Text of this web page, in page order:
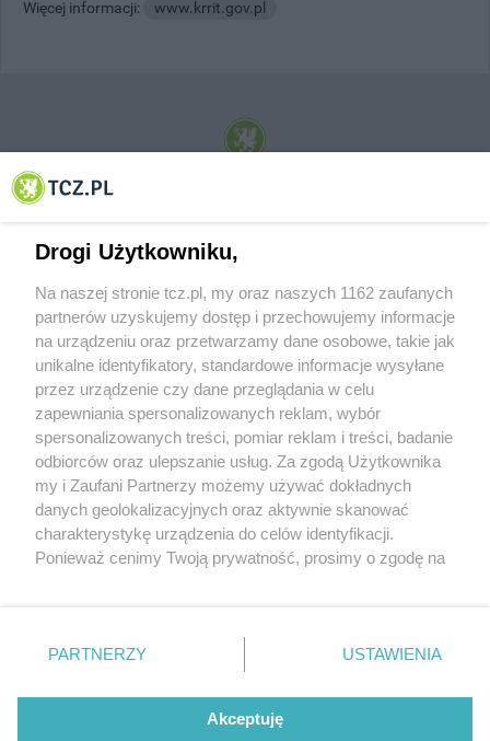
Więcej informacji:
www.krrit.gov.pl
© 2001-2026 Tczew - TCZ.PL Sp. z o.o. Internetowy Serwis Informacyjny Miasta
O FIRMIE POLITYKA PRYWATNOŚCI HOSTING
REKLAMA WSPÓŁPRACA RSS FACEBOOK KONTAKT
Nasze serwisy
Aktualności
Tcz24
Historia miasta
Muzyka i kultura
Archiwum wydarzeń
Zdjęcia miasta
Drogi Użytkowniku,
Na naszej stronie tcz.pl, my oraz naszych 1162 zaufanych
partnerów uzyskujemy dostęp i przechowujemy informacje
na urządzeniu oraz przetwarzamy dane osobowe, takie jak
unikalne identyfikatory, standardowe informacje wysyłane
przez urządzenie czy dane przeglądania w celu
zapewniania spersonalizowanych reklam, wybór
spersonalizowanych treści, pomiar reklam i treści, badanie
odbiorców oraz ulepszanie usług. Za zgodą Użytkownika
my i Zaufani Partnerzy możemy używać dokładnych
danych geolokalizacyjnych oraz aktywnie skanować
charakterystykę urządzenia do celów identyfikacji.
Ponieważ cenimy Twoją prywatność, prosimy o zgodę na
znajdujący się w lewym dolnym rogu strony
. Niektóre
przetwarzaniu. Preferencje będą miały zastosowania tylko
PARTNERZY USTAWIENIA
Akceptuję